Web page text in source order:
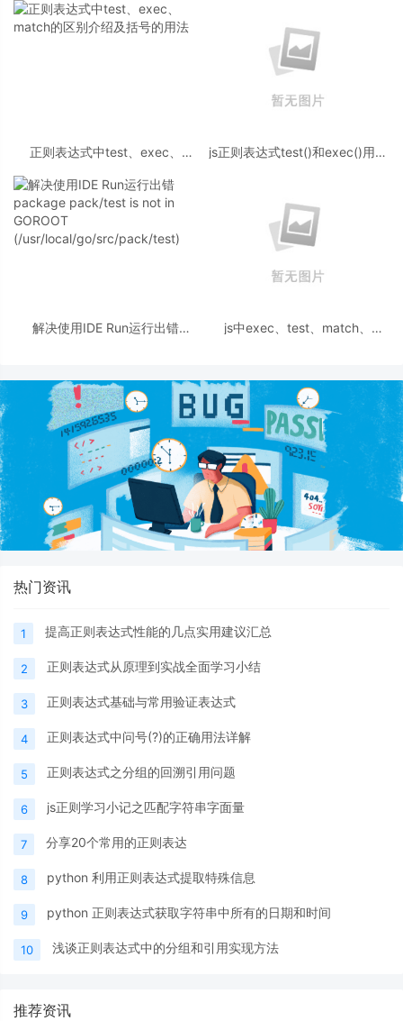
正则表达式中test、exec、
js正则表达式test()和exec()用法
解决使用IDE Run运行出错
js中exec、test、match、
热门资讯
1 提高正则表达式性能的几点实用建议汇总
2 正则表达式从原理到实战全面学习小结
3 正则表达式基础与常用验证表达式
4 正则表达式中问号(?)的正确用法详解
5 正则表达式之分组的回溯引用问题
6 js正则学习小记之匹配字符串字面量
7 分享20个常用的正则表达
8 python 利用正则表达式提取特殊信息
9 python 正则表达式获取字符串中所有的日期和时间
10 浅谈正则表达式中的分组和引用实现方法
推荐资讯